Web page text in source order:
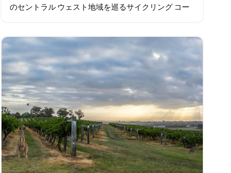
のセントラル ウェスト地域を巡るサイクリング コー